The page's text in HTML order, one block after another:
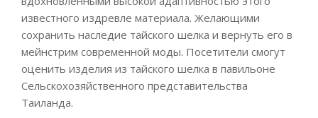
известного издревле материала. Желающими
сохранить наследие тайского шелка и вернуть его в
мейнстрим современной моды. Посетители смогут
оценить изделия из тайского шелка в павильоне
Сельскохозяйственного представительства
Таиланда.